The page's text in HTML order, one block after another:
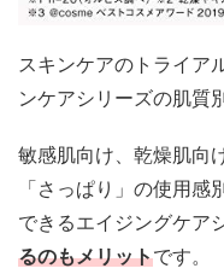
スキンケアのトライア
ンケアシリーズの肌質
敏感肌向け、乾燥肌向
「さっぱり」の使用感別
できるエイジングケア
るのもメリットです。